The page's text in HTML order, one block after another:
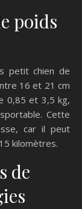
poids
petit chien de
16 et 21 cm
0,85 et 3,5 kg,
Cette
car il peut
kilomètres.
de